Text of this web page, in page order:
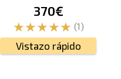
370€
(1)
Vistazo rápido